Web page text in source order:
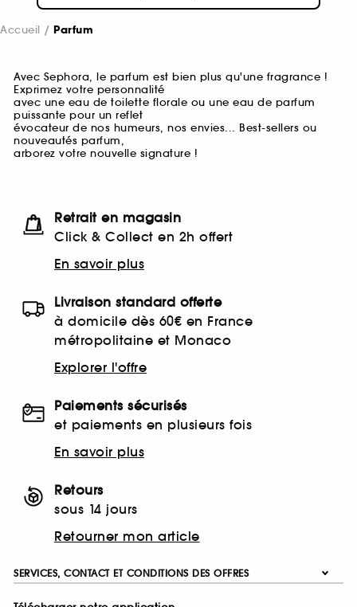
Accueil Parfum
Avec Sephora, le parfum est bien plus qu'une fragrance !
Exprimez votre personnalité
avec une eau de toilette florale ou une eau de parfum
puissante pour un reflet
évocateur de nos humeurs, nos envies... Best-sellers ou
nouveautés parfum,
arborez votre nouvelle signature !
Retrait en magasin
Click & Collect en 2h offert
En savoir plus
Livraison standard offerte
à domicile dès 60€ en France
métropolitaine et Monaco
Explorer l'offre
Paiements sécurisés
et paiements en plusieurs fois
En savoir plus
Retours
sous 14 jours
Retourner mon article
SERVICES, CONTACT ET CONDITIONS DES OFFRES